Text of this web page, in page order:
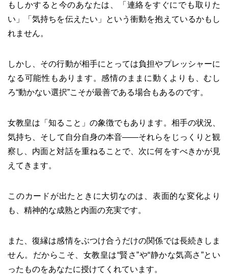
もしかすると今のあなたは、「連絡をすぐにでも取りた
い」「気持ちを伝えたい」という衝動を抱えているかもし
れません。
しかし、その行動が相手にとっては負担やプレッシャーに
なる可能性もあります。感情のままに動くよりも、むし
ろ“動かない選択”こそが最善である場合もあるのです。
女教皇は「知ること」の象徴でもあります。相手の状況、
気持ち、そして自分自身の本音――それらをじっくりと観
察し、内面と対話を重ねることで、次に何をすべきかが見
えてきます。
このカードが出たときに大切なのは、表面的な変化より
も、精神的な成熟と内面の充実です。
また、復縁は感情をぶつけ合うだけの関係では長続きしま
せん。だからこそ、女教皇は“賢さ”や“静かな気高さ”とい
ったものをあなたに授けてくれています。